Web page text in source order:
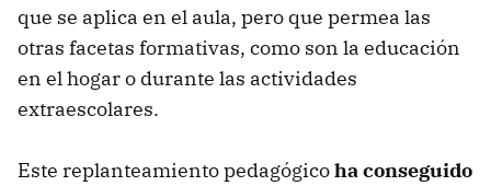
que se aplica en el aula, pero que permea las
otras facetas formativas, como son la educación
en el hogar o durante las actividades
extraescolares.
Este replanteamiento pedagógicoha conseguido